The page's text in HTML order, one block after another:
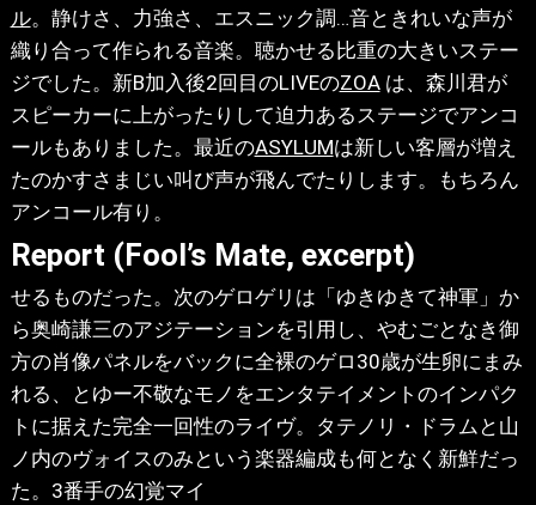
ル。静けさ、力強さ、エスニック調…音ときれいな声が
織り合って作られる音楽。聴かせる比重の大きいステー
ジでした。新B加入後2回目のLIVEのZOAは、森川君が
スピーカーに上がったりして迫力あるステージでアンコ
ールもありました。最近のASYLUMは新しい客層が増え
たのかすさまじい叫び声が飛んでたりします。もちろん
アンコール有り。
Report (Fool’s Mate, excerpt)
せるものだった。次のゲロゲリは「ゆきゆきて神軍」か
ら奥崎謙三のアジテーションを引用し、やむごとなき御
方の肖像パネルをバックに全裸のゲロ30歳が生卵にまみ
れる、とゆー不敬なモノをエンタテイメントのインパク
トに据えた完全一回性のライヴ。タテノリ・ドラムと山
ノ内のヴォイスのみという楽器編成も何となく新鮮だっ
た。3番手の幻覚マイ